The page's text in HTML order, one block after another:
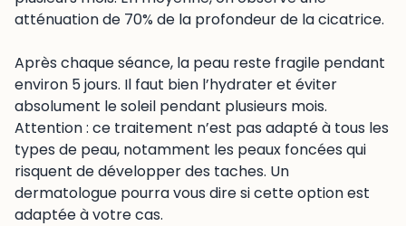
atténuation de 70% de la profondeur de la cicatrice.
Après chaque séance, la peau reste fragile pendant
environ 5 jours. Il faut bien l’hydrater et éviter
absolument le soleil pendant plusieurs mois.
Attention : ce traitement n’est pas adapté à tous les
types de peau, notamment les peaux foncées qui
risquent de développer des taches. Un
dermatologue pourra vous dire si cette option est
adaptée à votre cas.